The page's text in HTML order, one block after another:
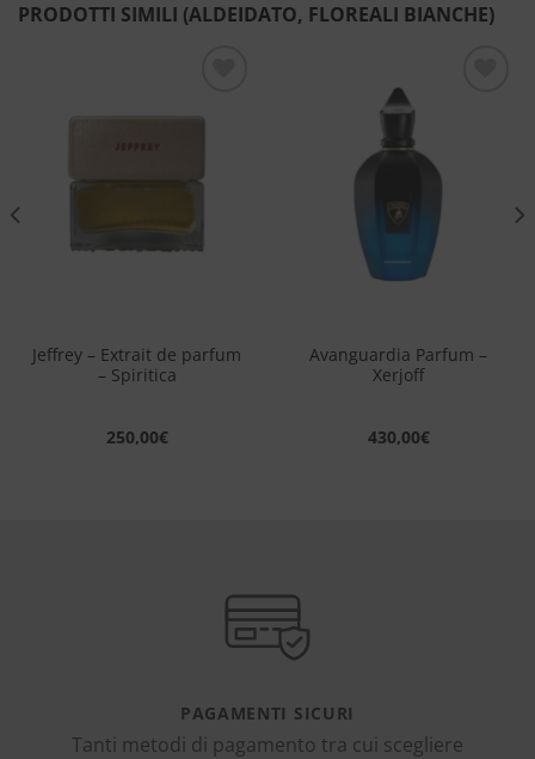
PRODOTTI SIMILI (ALDEIDATO, FLOREALI BIANCHE)
Aggiungi
desideri
Jeffrey – Extrait de parfum
– Spiritica
250,00€
desideri
Avanguardia Parfum –
Xerjoff
430,00€
PAGAMENTI SICURI
Tanti metodi di pagamento tra cui scegliere